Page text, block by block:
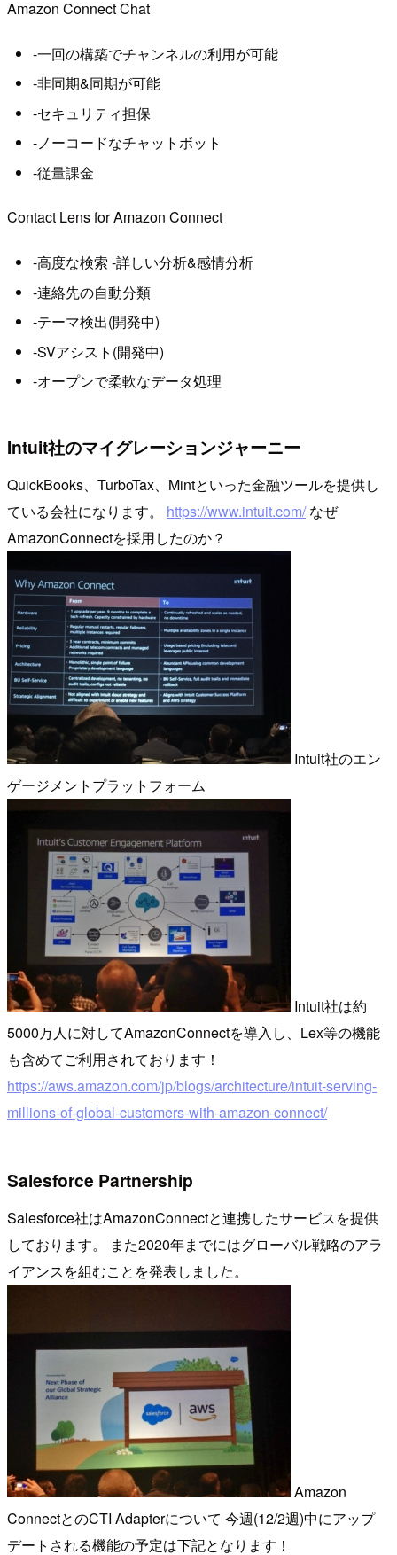
Amazon Connect Chat
-一回の構築でチャンネルの利用が可能
-非同期&同期が可能
-セキュリティ担保
-ノーコードなチャットボット
-従量課金
Contact Lens for Amazon Connect
-高度な検索 -詳しい分析&感情分析
-連絡先の自動分類
-テーマ検出(開発中)
-SVアシスト(開発中)
-オープンで柔軟なデータ処理
Intuit社のマイグレーションジャーニー
QuickBooks、TurboTax、Mintといった金融ツールを提供し
ている会社になります。 https://www.intuit.com/なぜ
AmazonConnectを採用したのか？
Intuit社のエン
ゲージメントプラットフォーム
Intuit社は約
5000万人に対してAmazonConnectを導入し、Lex等の機能
も含めてご利用されております！
https://aws.amazon.com/jp/blogs/architecture/intuit-serving-
millions-of-global-customers-with-amazon-connect/
Salesforce Partnership
Salesforce社はAmazonConnectと連携したサービスを提供
しております。 また2020年までにはグローバル戦略のアラ
イアンスを組むことを発表しました。
Amazon
ConnectとのCTI Adapterについて 今週(12/2週)中にアップ
デートされる機能の予定は下記となります！